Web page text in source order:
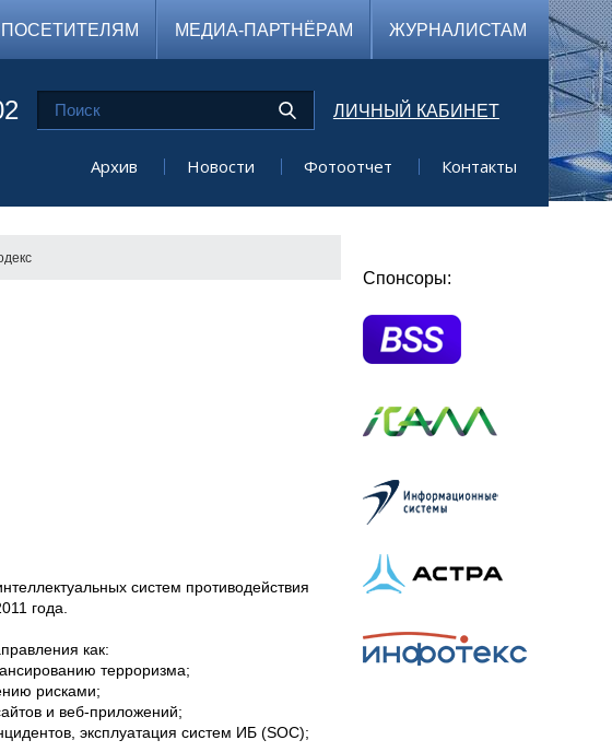
ПОСЕТИТЕЛЯМ МЕДИА-ПАРТНЁРАМ ЖУРНАЛИСТАМ
ЛИЧНЫЙ КАБИНЕТ
Архив Новости Фотоотчет Контакты
систем противодействия
года.
как:
терроризма;
рисками;
и веб-приложений;
эксплуатация систем ИБ (SOC);
Спонсоры: